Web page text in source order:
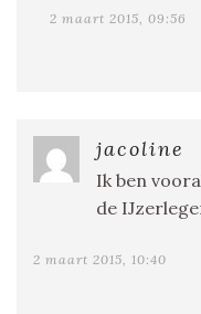
2 maart 2015, 09:56
jacoline
Ik ben
de
2 maart 2015, 10:40